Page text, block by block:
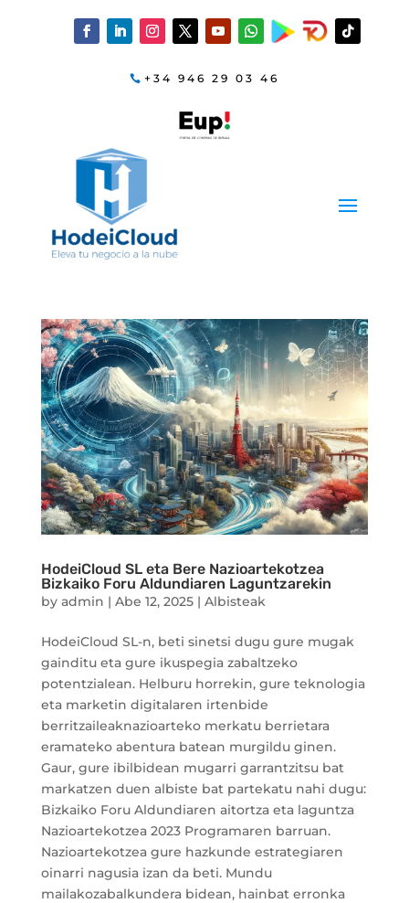
+34 946 29 03 46
HodeiCloud SL eta Bere Nazioartekotzea
Bizkaiko Foru Aldundiaren Laguntzarekin
by admin | Abe 12, 2025| Albisteak
HodeiCloud SL-n, beti sinetsi dugu gure mugak
gainditu eta gure ikuspegia zabaltzeko
potentzialean. Helburu horrekin, gure teknologia
eta marketin digitalaren irtenbide
berritzaileaknazioarteko merkatu berrietara
eramateko abentura batean murgildu ginen.
Gaur, gure ibilbidean mugarri garrantzitsu bat
markatzen duen albiste bat partekatu nahi dugu:
Bizkaiko Foru Aldundiaren aitortza eta laguntza
Nazioartekotzea 2023 Programaren barruan.
Nazioartekotzea gure hazkunde estrategiaren
oinarri nagusia izan da beti. Mundu
mailakozabalkundera bidean, hainbat erronka